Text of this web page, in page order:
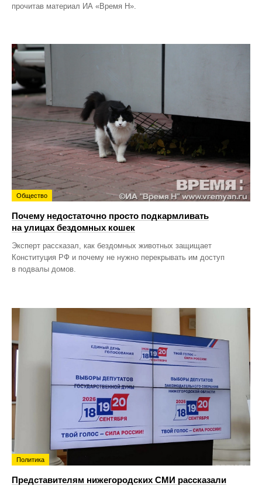
прочитав материал ИА «Время Н».
Общество
Почему недостаточно просто подкармливать
на улицах бездомных кошек
Эксперт рассказал, как бездомных животных защищает
Конституция РФ и почему не нужно перекрывать им доступ
в подвалы домов.
Политика
Представителям нижегородских СМИ рассказали